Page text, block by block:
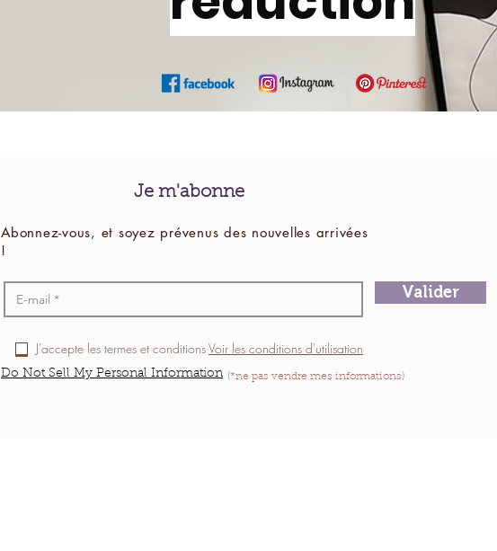
Je m'abonne
Abonnez-vous, et soyez prévenus des nouvelles arrivées
!
Valider
J’accepte les termes et conditionsVoir les conditions d'utilisation
Do Not Sell My Personal Information (*ne pas vendre mes informations)